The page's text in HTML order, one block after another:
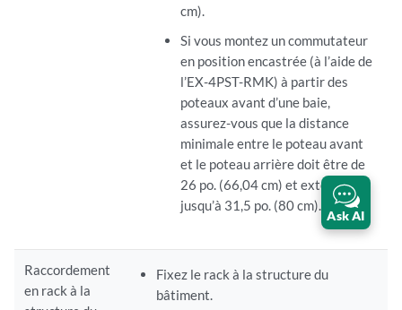
cm).
Si vous montez un commutateur
en position encastrée (à l’aide de
l’EX-4PST-RMK) à partir des
poteaux avant d’une baie,
assurez-vous que la distance
minimale entre le poteau avant
et le poteau arrière doit être de
26 po. (66,04 cm) et extensible
jusqu’à 31,5 po. (80 cm).
Raccordement
en rack à la
Fixez le rack à la structure du
bâtiment.
Ask AI